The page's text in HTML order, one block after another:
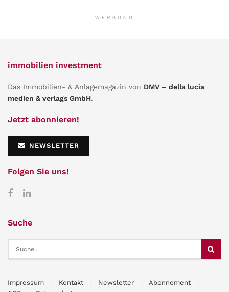
WERBUNG
immobilien investment
Das Immobilien- & Anlagemagazin von DMV – della lucia
medien & verlags GmbH.
Jetzt abonnieren!
NEWSLETTER
Folgen Sie uns!
Suche
Impressum Kontakt Newsletter
Abonnement